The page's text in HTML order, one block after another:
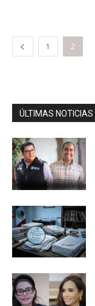
1 2
ÚLTIMAS NOTICIAS